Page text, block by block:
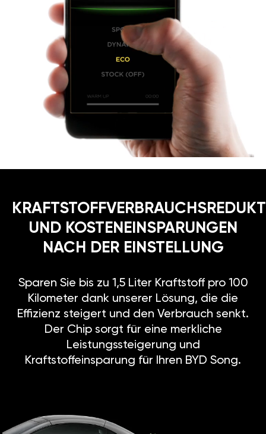
UND KOSTENEINSPARUNGEN
NACH DER EINSTELLUNG
Sparen Sie bis zu 1,5 Liter Kraftstoff pro 100
Kilometer dank unserer Lösung, die die
Effizienz steigert und den Verbrauch senkt.
Der Chip sorgt für eine merkliche
Leistungssteigerung und
Kraftstoffeinsparung für Ihren BYD Song.